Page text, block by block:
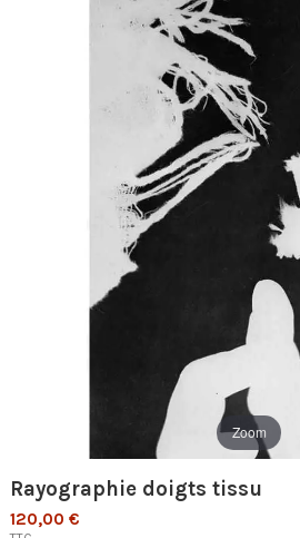
Zoom
Rayographie doigts tissu
120,00 €